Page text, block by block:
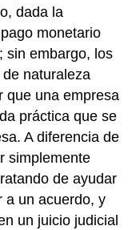
dada la
monetario
sin embargo, los
naturaleza
que una empresa
práctica que se
A diferencia de
simplemente
de ayudar
a un acuerdo, y
un juicio judicial